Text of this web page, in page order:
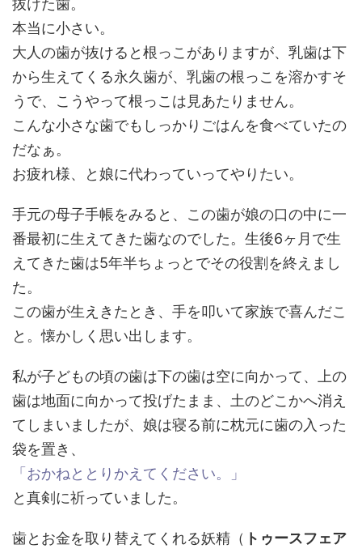
抜けた歯。
本当に小さい。
大人の歯が抜けると根っこがありますが、乳歯は下
から生えてくる永久歯が、乳歯の根っこを溶かすそ
うで、こうやって根っこは見あたりません。
こんな小さな歯でもしっかりごはんを食べていたの
だなぁ。
お疲れ様、と娘に代わっていってやりたい。
手元の母子手帳をみると、この歯が娘の口の中に一
番最初に生えてきた歯なのでした。生後6ヶ月で生
えてきた歯は5年半ちょっとでその役割を終えまし
た。
この歯が生えきたとき、手を叩いて家族で喜んだこ
と。懐かしく思い出します。
私が子どもの頃の歯は下の歯は空に向かって、上の
歯は地面に向かって投げたまま、土のどこかへ消え
てしまいましたが、娘は寝る前に枕元に歯の入った
袋を置き、
「おかねととりかえてください。」
と真剣に祈っていました。
歯とお金を取り替えてくれる妖精（ トゥースフェア